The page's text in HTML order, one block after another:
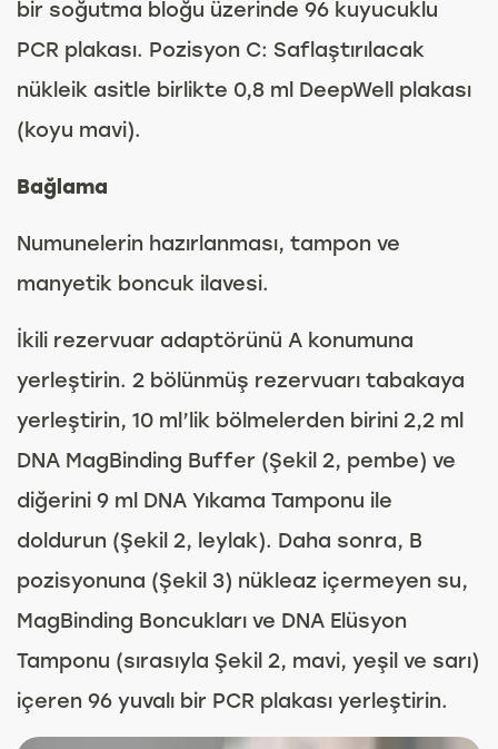
bir soğutma bloğu üzerinde 96 kuyucuklu
PCR plakası. Pozisyon C: Saflaştırılacak
nükleik asitle birlikte 0,8 ml DeepWell plakası
(koyu mavi).
Bağlama
Numunelerin hazırlanması, tampon ve
manyetik boncuk ilavesi.
İkili rezervuar adaptörünü A konumuna
yerleştirin. 2 bölünmüş rezervuarı tabakaya
yerleştirin, 10 ml’lik bölmelerden birini 2,2 ml
DNA MagBinding Buffer (Şekil 2, pembe) ve
diğerini 9 ml DNA Yıkama Tamponu ile
doldurun (Şekil 2, leylak). Daha sonra, B
pozisyonuna (Şekil 3) nükleaz içermeyen su,
MagBinding Boncukları ve DNA Elüsyon
Tamponu (sırasıyla Şekil 2, mavi, yeşil ve sarı)
içeren 96 yuvalı bir PCR plakası yerleştirin.